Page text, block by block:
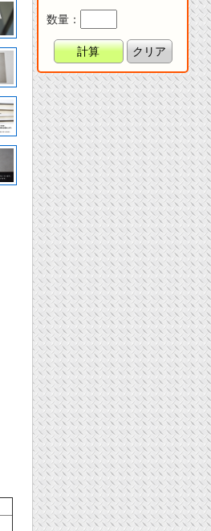
数量：
計算 クリア